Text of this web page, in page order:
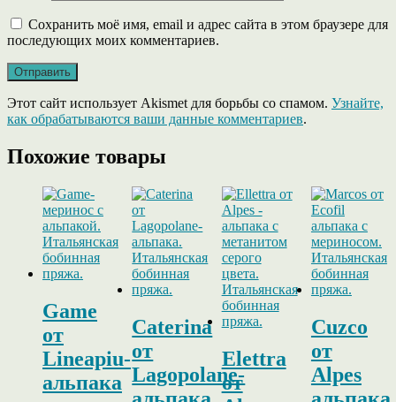
Сохранить моё имя, email и адрес сайта в этом браузере для
последующих моих комментариев.
Этот сайт использует Akismet для борьбы со спамом. Узнайте,
как обрабатываются ваши данные комментариев.
Похожие товары
Game
от
Lineapiu-
альпака
Caterina
от
Lagopolane-
Elettra
от
Cuzco
от
Alpes